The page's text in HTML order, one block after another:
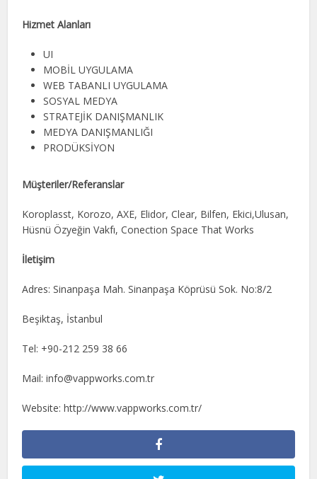
Hizmet Alanları
UI
MOBİL UYGULAMA
WEB TABANLI UYGULAMA
SOSYAL MEDYA
STRATEJİK DANIŞMANLIK
MEDYA DANIŞMANLIĞI
PRODÜKSİYON
Müşteriler/Referanslar
Koroplasst, Korozo, AXE, Elidor, Clear, Bilfen, Ekici,Ulusan,
Hüsnü Özyeğin Vakfı, Conection Space That Works
İletişim
Adres: Sinanpaşa Mah. Sinanpaşa Köprüsü Sok. No:8/2
Beşiktaş, İstanbul
Tel: +90-212 259 38 66
Mail: info@vappworks.com.tr
Website: http://www.vappworks.com.tr/